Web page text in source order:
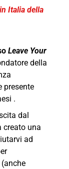
Italia della
Leave Your
della
presente
.
dal
creato una
ad